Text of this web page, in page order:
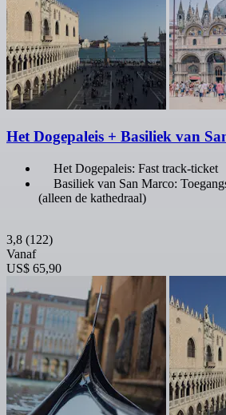
Het Dogepaleis + Basiliek van
Het Dogepaleis: Fast track-ticket
Basiliek van San Marco:
(alleen de kathedraal)
3,8 (122)
Vanaf
US$ 65,90